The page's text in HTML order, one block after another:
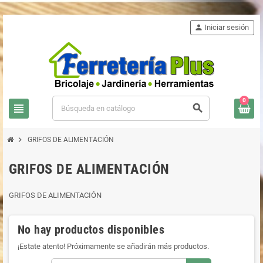
view_headline search
person Iniciar sesión
0
chevron_right GRIFOS DE ALIMENTACIÓN
GRIFOS DE ALIMENTACIÓN
GRIFOS DE ALIMENTACIÓN
No hay productos disponibles
¡Estate atento! Próximamente se añadirán más productos.